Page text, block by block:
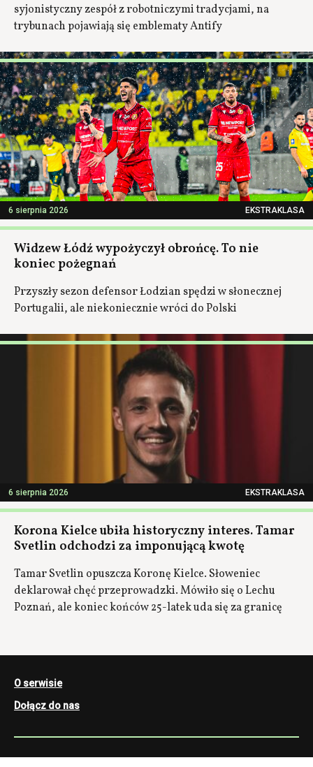
syjonistyczny zespół z robotniczymi tradycjami, na
trybunach pojawiają się emblematy Antify
6 sierpnia 2026 EKSTRAKLASA
Widzew Łódź wypożyczył obrońcę. To nie
koniec pożegnań
Przyszły sezon defensor Łodzian spędzi w słonecznej
Portugalii, ale niekoniecznie wróci do Polski
6 sierpnia 2026 EKSTRAKLASA
Korona Kielce ubiła historyczny interes. Tamar
Svetlin odchodzi za imponującą kwotę
Tamar Svetlin opuszcza Koronę Kielce. Słoweniec
deklarował chęć przeprowadzki. Mówiło się o Lechu
Poznań, ale koniec końców 25-latek uda się za granicę
O serwisie
Dołącz do nas